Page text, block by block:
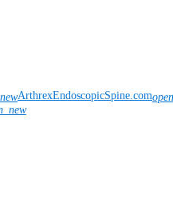
ArthrexEndoscopicSpine.com